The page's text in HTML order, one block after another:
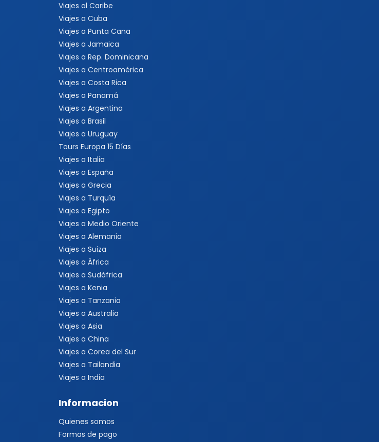
Viajes al Caribe
Viajes a Cuba
Viajes a Punta Cana
Viajes a Jamaica
Viajes a Rep. Dominicana
Viajes a Centroamérica
Viajes a Costa Rica
Viajes a Panamá
Viajes a Argentina
Viajes a Brasil
Viajes a Uruguay
Tours Europa 15 Días
Viajes a Italia
Viajes a España
Viajes a Grecia
Viajes a Turquía
Viajes a Egipto
Viajes a Medio Oriente
Viajes a Alemania
Viajes a Suiza
Viajes a África
Viajes a Sudáfrica
Viajes a Kenia
Viajes a Tanzania
Viajes a Australia
Viajes a Asia
Viajes a China
Viajes a Corea del Sur
Viajes a Tailandia
Viajes a India
Informacion
Quienes somos
Formas de pago